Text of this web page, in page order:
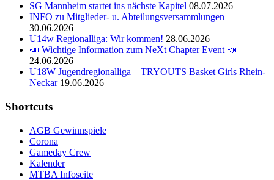
SG Mannheim startet ins nächste Kapitel 08.07.2026
INFO zu Mitglieder- u. Abteilungsversammlungen
30.06.2026
U14w Regionalliga: Wir kommen! 28.06.2026
📣 Wichtige Information zum NeXt Chapter Event 📣
24.06.2026
U18W Jugendregionalliga – TRYOUTS Basket Girls Rhein-
Neckar 19.06.2026
Shortcuts
AGB Gewinnspiele
Corona
Gameday Crew
Kalender
MTBA Infoseite